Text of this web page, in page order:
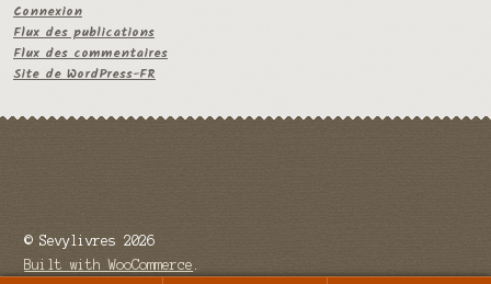
Connexion
Flux des publications
Flux des commentaires
Site de WordPress-FR
© Sevylivres 2026
Built with WooCommerce